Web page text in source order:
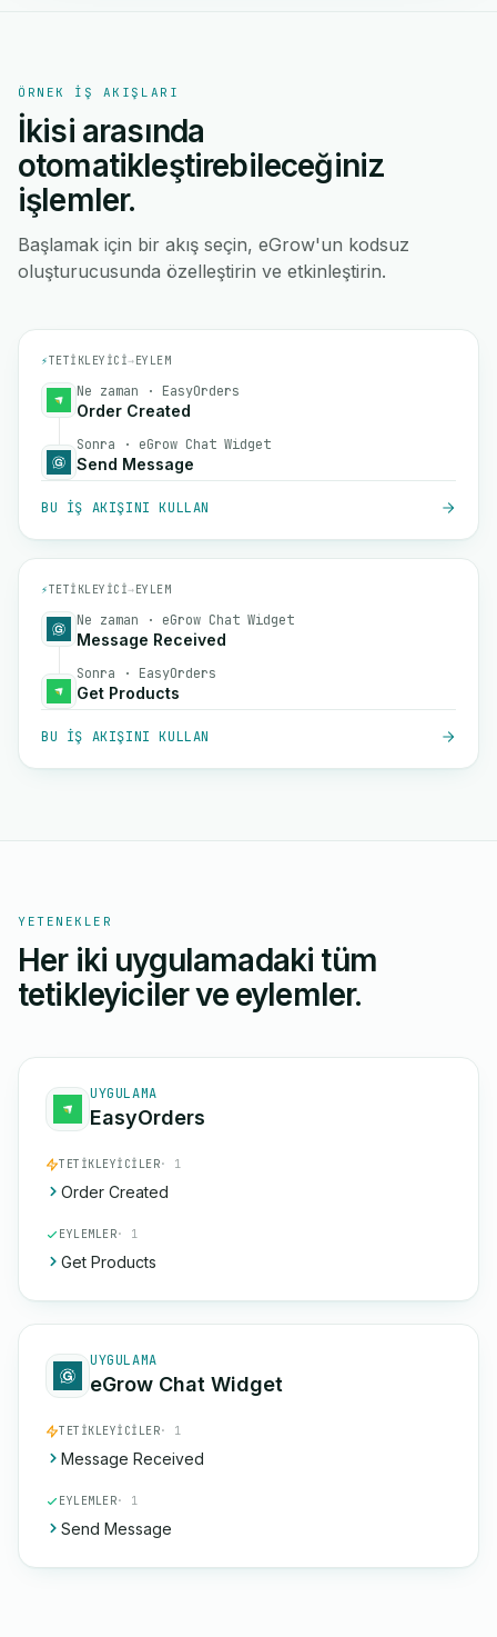
ÖRNEK IŞ AKIŞLARI
İkisi arasında
otomatikleştirebileceğiniz
işlemler.
Başlamak için bir akış seçin, eGrow'un kodsuz
oluşturucusunda özelleştirin ve etkinleştirin.
⚡TETIKLEYICI→EYLEM
Ne zaman · EasyOrders
Order Created
Sonra · eGrow Chat Widget
Send Message
BU IŞ AKIŞINI KULLAN
⚡TETIKLEYICI→EYLEM
Ne zaman · eGrow Chat Widget
Message Received
Sonra · EasyOrders
Get Products
BU IŞ AKIŞINI KULLAN
YETENEKLER
Her iki uygulamadaki tüm
tetikleyiciler ve eylemler.
UYGULAMA
EasyOrders
TETIKLEYICILER· 1
Order Created
EYLEMLER· 1
Get Products
UYGULAMA
eGrow Chat Widget
TETIKLEYICILER· 1
Message Received
EYLEMLER· 1
Send Message